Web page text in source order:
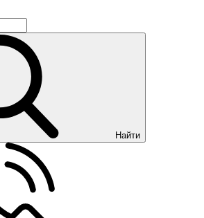
Найти